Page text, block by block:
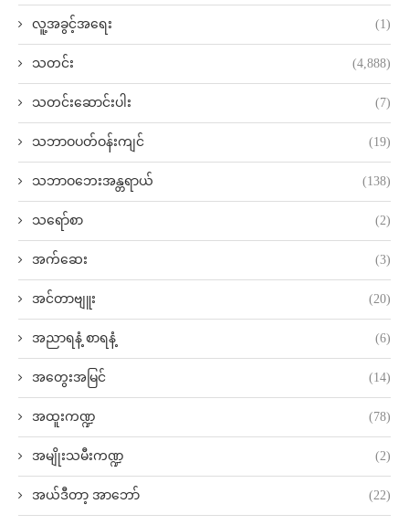
လူ့အခွင့်အရေး (1)
သတင်း (4,888)
သတင်းဆောင်းပါး (7)
သဘာဝပတ်ဝန်းကျင် (19)
သဘာဝဘေးအန္တရာယ် (138)
သရော်စာ (2)
အက်ဆေး (3)
အင်တာဗျူး (20)
အညာရနံ့ စာရနံ့ (6)
အတွေးအမြင် (14)
အထူးကဏ္ဍ (78)
အမျိုးသမီးကဏ္ဍ (2)
အယ်ဒီတာ့ အာဘော် (22)